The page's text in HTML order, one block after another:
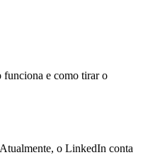
funciona e como tirar o
o LinkedIn conta